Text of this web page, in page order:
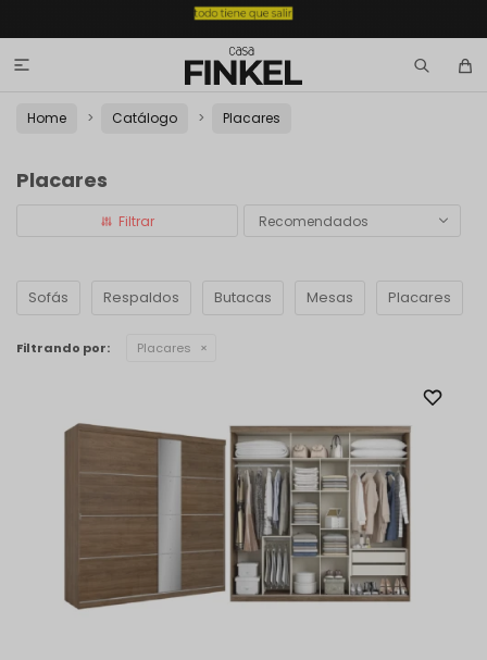

Home Catálogo Placares
Placares
Recomendados
Sofás Respaldos Butacas Mesas Placares
Filtrando por: Placares